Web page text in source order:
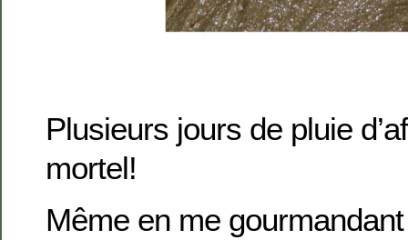
Plusieurs jours de pluie
mortel!
Même en me